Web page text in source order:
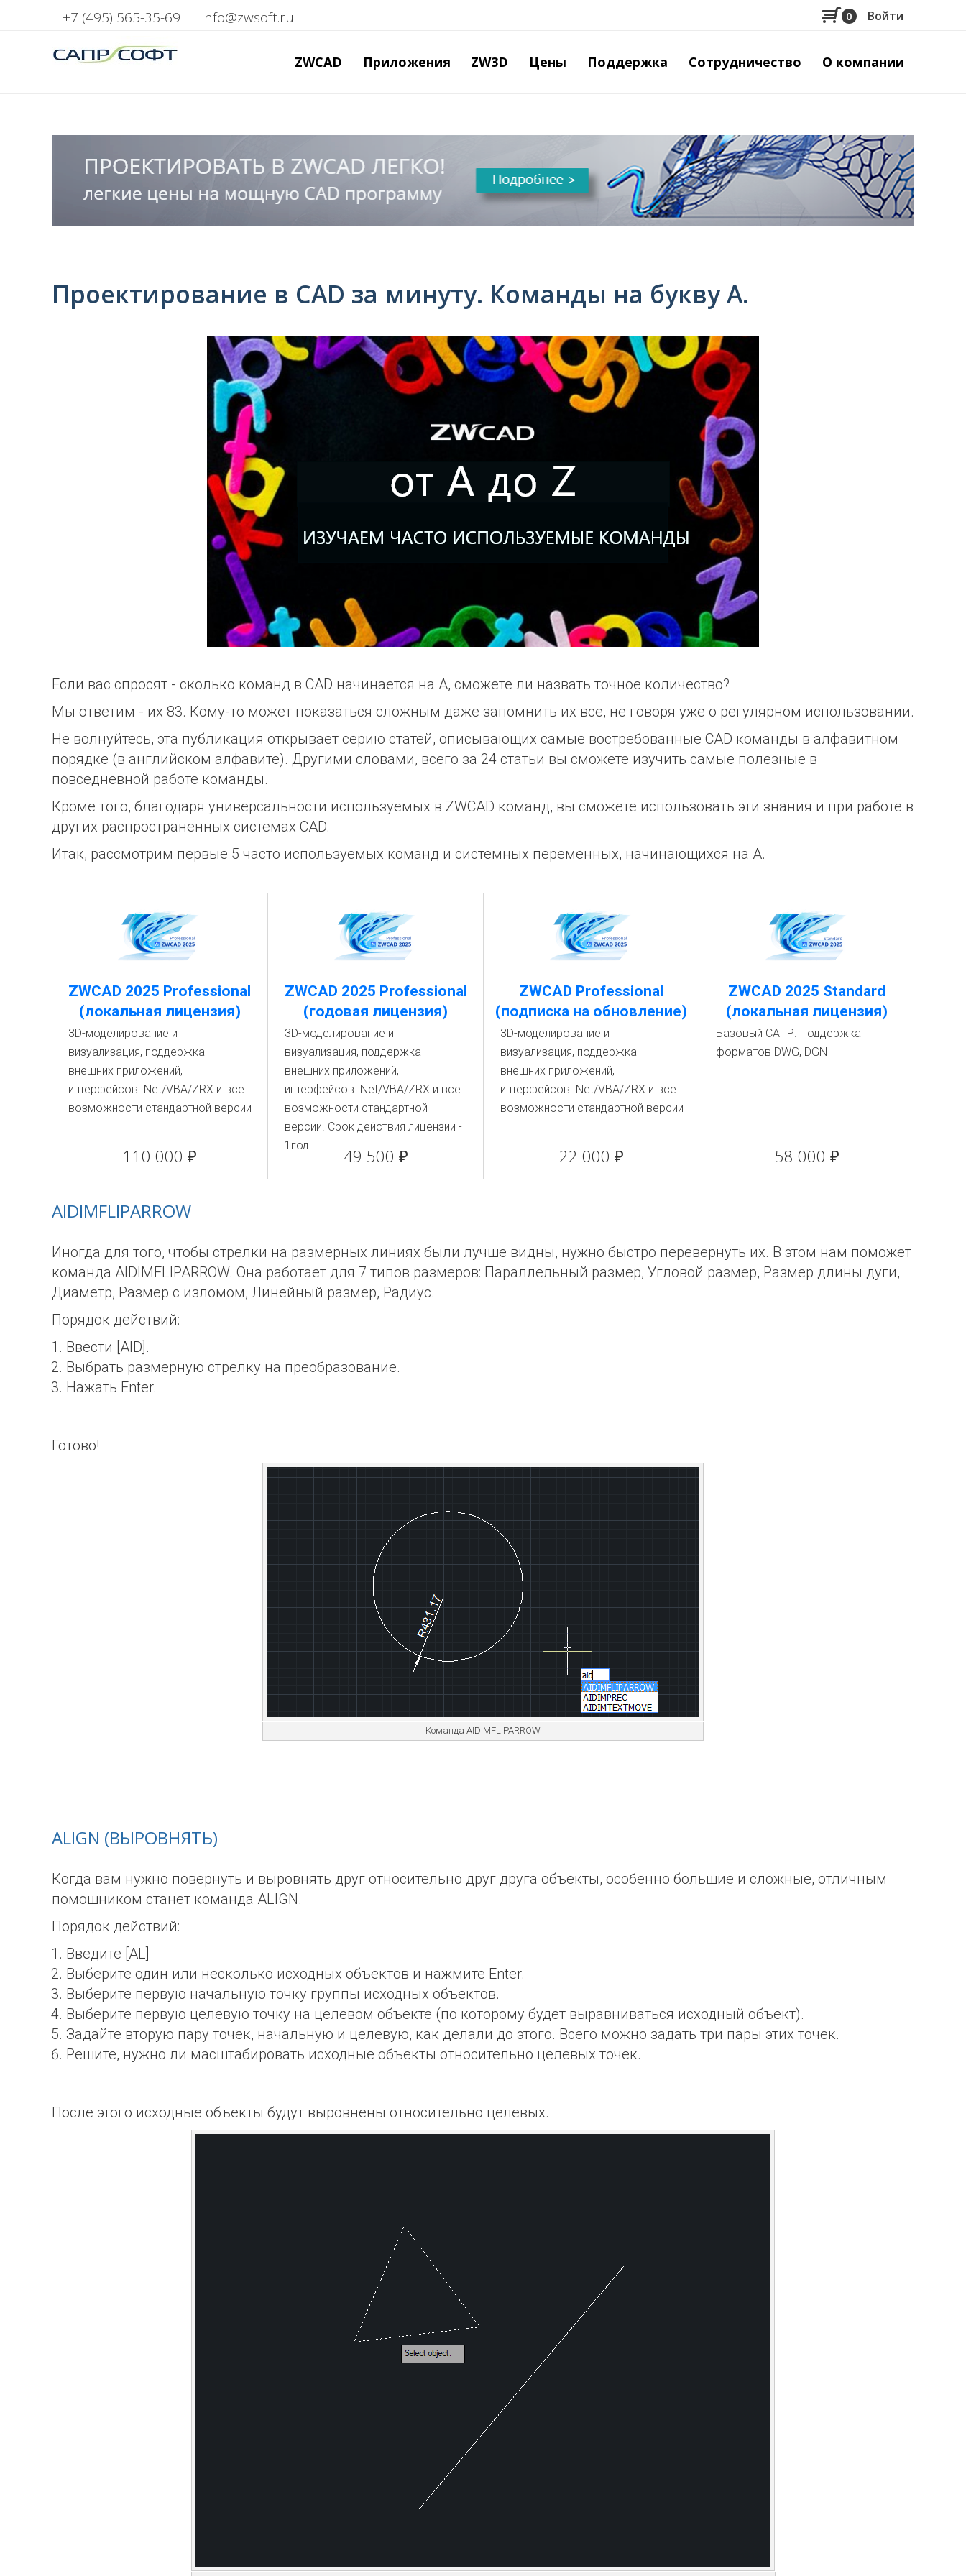
содержанию
+7 (495) 565-35-69 info@zwsoft.ru 0
учётной
Войти
ZWCAD Приложения ZW3D Цены Поддержка Сотрудничество О компании
Проектирование в CAD за минуту. Команды на букву А.
Если вас спросят - сколько команд в CAD начинается на A, сможете ли назвать точное количество?
Мы ответим - их 83. Кому-то может показаться сложным даже запомнить их все, не говоря уже о регулярном использовании.
Не волнуйтесь, эта публикация открывает серию статей, описывающих самые востребованные CAD команды в алфавитном
порядке (в английском алфавите). Другими словами, всего за 24 статьи вы сможете изучить самые полезные в
повседневной работе команды.
Кроме того, благодаря универсальности используемых в ZWCAD команд, вы сможете использовать эти знания и при работе в
других распространенных системах CAD.
Итак, рассмотрим первые 5 часто используемых команд и системных переменных, начинающихся на A.
ZWCAD 2025 Professional
(локальная лицензия)
3D-моделирование и
визуализация, поддержка
внешних приложений,
интерфейсов .Net/VBA/ZRX и все
возможности стандартной версии
110 000 ₽
ZWCAD 2025 Professional
(годовая лицензия)
3D-моделирование и
визуализация, поддержка
внешних приложений,
интерфейсов .Net/VBA/ZRX и все
возможности стандартной
версии. Срок действия лицензии -
1год.
49 500 ₽
ZWCAD Professional
(подписка на обновление)
3D-моделирование и
визуализация, поддержка
внешних приложений,
интерфейсов .Net/VBA/ZRX и все
возможности стандартной версии
22 000 ₽
ZWCAD 2025 Standard
(локальная лицензия)
Базовый САПР. Поддержка
форматов DWG, DGN
58 000 ₽
AIDIMFLIPARROW
Иногда для того, чтобы стрелки на размерных линиях были лучше видны, нужно быстро перевернуть их. В этом нам поможет
команда AIDIMFLIPARROW. Она работает для 7 типов размеров: Параллельный размер, Угловой размер, Размер длины дуги,
Диаметр, Размер с изломом, Линейный размер, Радиус.
Порядок действий:
Ввести [AID].
Выбрать размерную стрелку на преобразование.
Нажать Enter.
Готово!
Команда AIDIMFLIPARROW
ALIGN (ВЫРОВНЯТЬ)
Когда вам нужно повернуть и выровнять друг относительно друг друга объекты, особенно большие и сложные, отличным
помощником станет команда ALIGN.
Порядок действий:
Введите [AL]
Выберите один или несколько исходных объектов и нажмите Enter.
Выберите первую начальную точку группы исходных объектов.
Выберите первую целевую точку на целевом объекте (по которому будет выравниваться исходный объект).
Задайте вторую пару точек, начальную и целевую, как делали до этого. Всего можно задать три пары этих точек.
Решите, нужно ли масштабировать исходные объекты относительно целевых точек.
После этого исходные объекты будут выровнены относительно целевых.